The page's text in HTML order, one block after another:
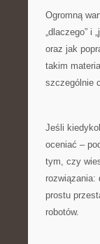
Ogromną
„dlaczego” i
oraz jak
takim
szczególnie
Jeśli
oceniać –
tym, czy
rozwiązania:
prostu
robotów.